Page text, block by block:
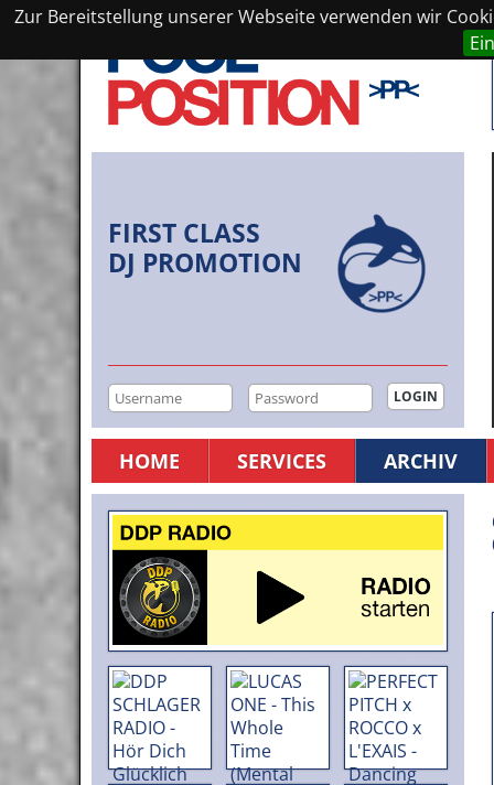
Zur Bereitstellung unserer Webseite verwenden wir
FIRST CLASS
DJ PROMOTION
HOME SERVICES ARCHIV